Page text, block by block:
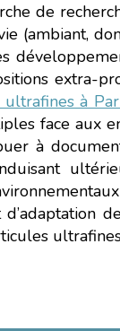
de
(ambiant,
extra-
ultrafines à
face aux
à